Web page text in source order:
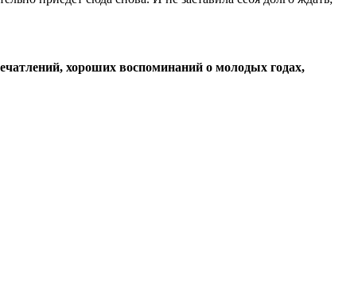
хороших воспоминаний о молодых годах,